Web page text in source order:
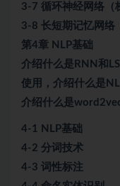
3-7 循环神经网络（
3-8 长短期记忆网络
第4章 NLP基础
介绍什么是RNN和
使用，介绍什么是
介绍什么是
4-1 NLP基础
4-2 分词技术
4-3 词性标注